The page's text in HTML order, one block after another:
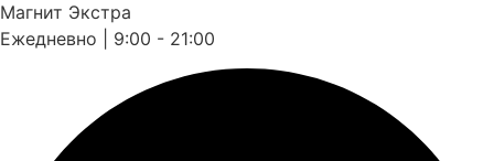
Магнит Экстра
Ежедневно | 9:00 - 21:00